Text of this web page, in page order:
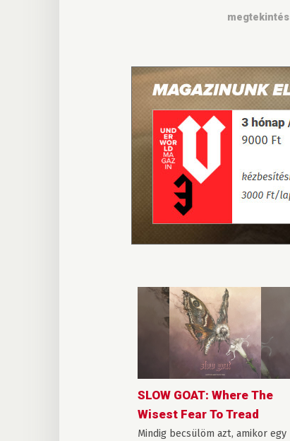
megtekintés
SLOW GOAT: Where The
Wisest Fear To Tread
Mindig becsülöm azt, amikor egy